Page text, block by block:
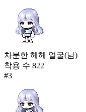
차분한 헤헤 얼굴(남)
착용 수 822
#3